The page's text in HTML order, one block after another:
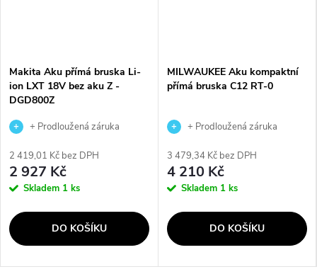
Makita Aku přímá bruska Li-
ion LXT 18V bez aku Z -
DGD800Z
+ Prodloužená záruka
2 419,01 Kč bez DPH
2 927 Kč
Skladem 1 ks
DO KOŠÍKU
MILWAUKEE Aku kompaktní
přímá bruska C12 RT-0
+ Prodloužená záruka
3 479,34 Kč bez DPH
4 210 Kč
Skladem 1 ks
DO KOŠÍKU